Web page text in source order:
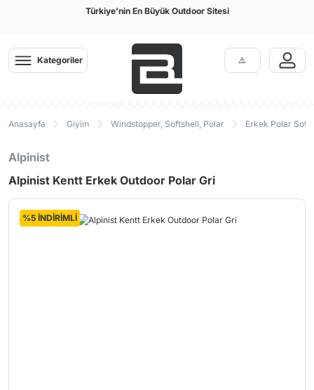
Türkiye'nin En Büyük Outdoor Sitesi
Kategoriler
Anasayfa Giyim Windstopper, Softshell, Polar Erkek Polar
Alpinist
Alpinist Kentt Erkek Outdoor Polar Gri
%5 İNDİRİMLİ